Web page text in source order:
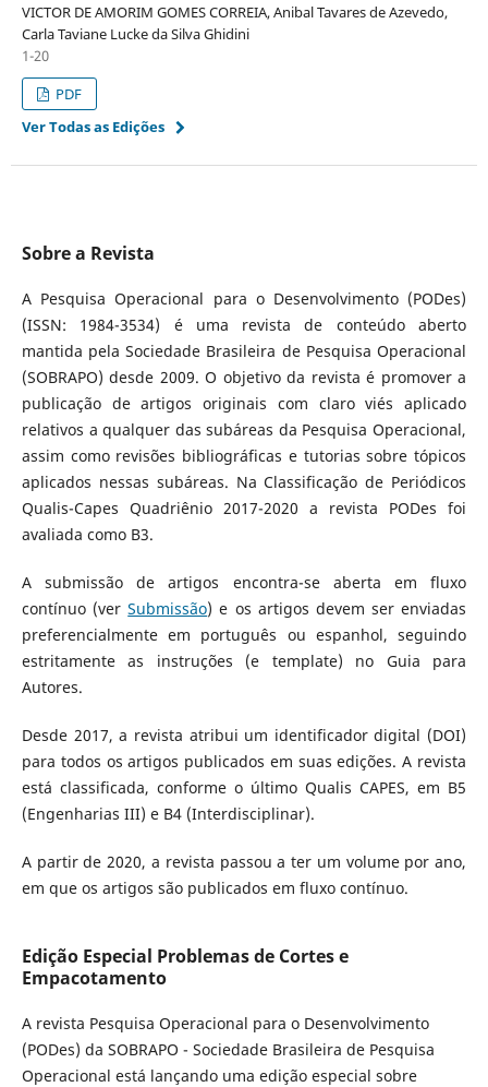
VICTOR DE AMORIM GOMES CORREIA, Anibal Tavares de Azevedo,
Carla Taviane Lucke da Silva Ghidini
1-20
PDF
Ver Todas as Edições
Sobre a Revista
A Pesquisa Operacional para o Desenvolvimento (PODes)
(ISSN: 1984-3534) é uma revista de conteúdo aberto
mantida pela Sociedade Brasileira de Pesquisa Operacional
(SOBRAPO) desde 2009. O objetivo da revista é promover a
publicação de artigos originais com claro viés aplicado
relativos a qualquer das subáreas da Pesquisa Operacional,
assim como revisões bibliográficas e tutorias sobre tópicos
aplicados nessas subáreas. Na Classificação de Periódicos
Qualis-Capes Quadriênio 2017-2020 a revista PODes foi
avaliada como B3.
A submissão de artigos encontra-se aberta em fluxo
contínuo (verSubmissão) e os artigos devem ser enviadas
preferencialmente em português ou espanhol, seguindo
estritamente as instruções (e template) no Guia para
Autores.
Desde 2017, a revista atribui um identificador digital (DOI)
para todos os artigos publicados em suas edições. A revista
está classificada, conforme o último Qualis CAPES, em B5
(Engenharias III) e B4 (Interdisciplinar).
A partir de 2020, a revista passou a ter um volume por ano,
em que os artigos são publicados em fluxo contínuo.
Edição Especial Problemas de Cortes e
Empacotamento
A revista Pesquisa Operacional para o Desenvolvimento
(PODes) da SOBRAPO - Sociedade Brasileira de Pesquisa
Operacional está lançando uma edição especial sobre